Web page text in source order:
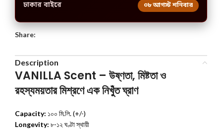
ঢাকার বাইরে ০৮ আগস্ট শনিবার
Share:
Description
VANILLA Scent – উষ্ণতা, মিষ্টতা ও
রহস্যময়তার মিশ্রণে এক নিখুঁত ঘ্রাণ
Capacity: ১০০ মি.লি. (+/-)
Longevity: ৮-১২ ঘণ্টা স্থায়ী